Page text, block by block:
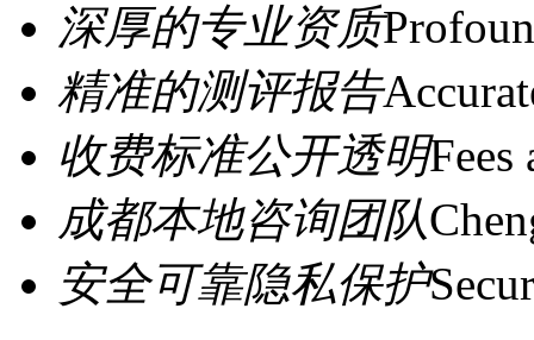
深厚的专业资质
精准的测评报告
收费标准公开透明Fees
成都本地咨询团队
安全可靠隐私保护